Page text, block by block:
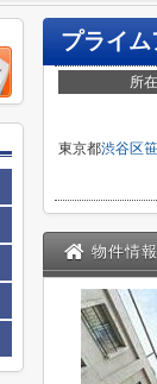
プライ
所
東京都渋谷区
物件情報